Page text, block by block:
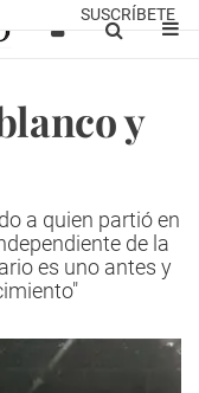
SUSCRÍBETE
y
a quien partió en
de la
es uno antes y